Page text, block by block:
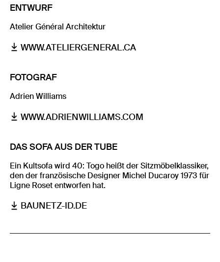
ENTWURF
Atelier Général Architektur
WWW.ATELIERGENERAL.CA
FOTOGRAF
Adrien Williams
WWW.ADRIENWILLIAMS.COM
DAS SOFA AUS DER TUBE
Ein Kultsofa wird 40: Togo heißt der Sitzmöbelklassiker,
den der französische Designer Michel Ducaroy 1973 für
Ligne Roset entworfen hat.
BAUNETZ-ID.DE